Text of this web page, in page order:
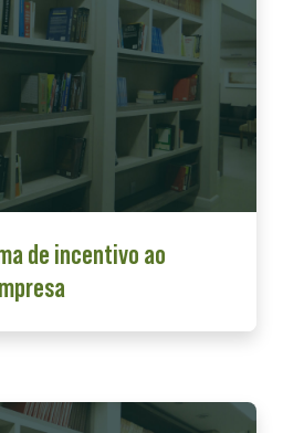
de incentivo ao